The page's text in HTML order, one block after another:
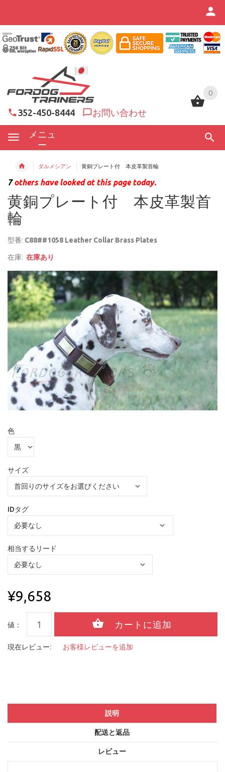
0
352-450-8444 お問い合わせ
メニュ
ー
0
ダルメシアン 黄銅プレート付 本皮革製首輪
7others have looked at this page today.
黄銅プレート付 本皮革製首
輪
型番: C88##1058 Leather Collar Brass Plates
在庫: 在庫あり
色
サイズ
IDタグ
相当するリード
¥9,658
値：
現在レビュー: お客様レビューを追加
説明
配送と返品
レビュー